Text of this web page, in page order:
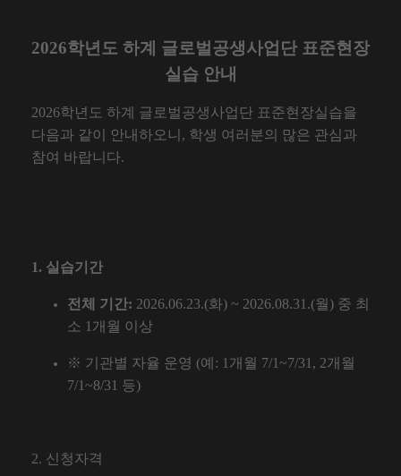
2026학년도 하계 글로벌공생사업단 표준현장
실습 안내
2026학년도 하계 글로벌공생사업단 표준현장실습을
다음과 같이 안내하오니, 학생 여러분의 많은 관심과
참여 바랍니다.
1. 실습기간
전체 기간: 2026.06.23.(화) ~ 2026.08.31.(월) 중 최
소 1개월 이상
※ 기관별 자율 운영 (예: 1개월 7/1~7/31, 2개월
7/1~8/31 등)
2. 신청자격